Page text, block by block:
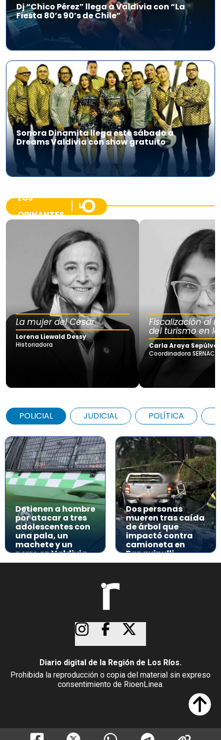
Dj “Chico Pérez” llega a Valdivia con “La
Fiesta 80’s 90’s de Chile”
Sonora Dinamita llega este sábado a
Dreams Valdivia con show gratuito
LOS
OPINANTES
La mujer del César
Lorena Liewald Dessy
Historiadora
Fiscalización al
del turismo en
Carla Araya
Coordinadora SERNAC
POLICIAL JUDICIAL POLÍTICA
Detienen a hombre
por atacar a tres
adolescentes con
una pala, un
machete y un
perro en Valdivia
Dos personas
mueren tras caída
de árbol que
impactó contra
camioneta en
Panguipulli
Diario digital de la Región de Los Ríos.
Prohibida la reproducción o copia del material sin expreso
consentimiento de RioenLinea.